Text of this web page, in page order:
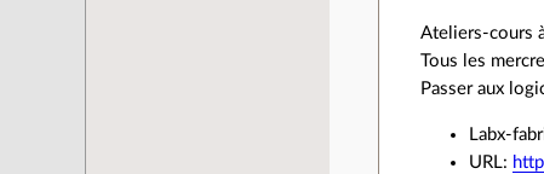
Ateliers-cours
Tous les
Passer aux
Labx-
URL: